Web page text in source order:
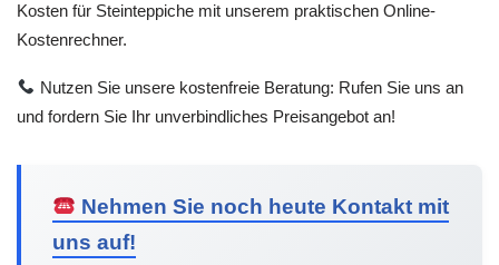
Kosten für Steinteppiche mit unserem praktischen Online-
Kostenrechner.
Nutzen Sie unsere kostenfreie Beratung: Rufen Sie uns an
und fordern Sie Ihr unverbindliches Preisangebot an!
Nehmen Sie noch heute Kontakt mit
uns auf!